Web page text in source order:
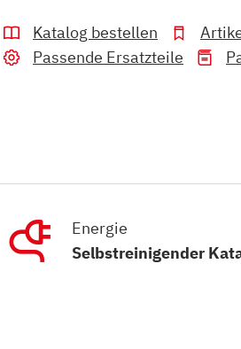
Katalog bestellen
Passende Ersatzteile
Energie
Selbstreinigender